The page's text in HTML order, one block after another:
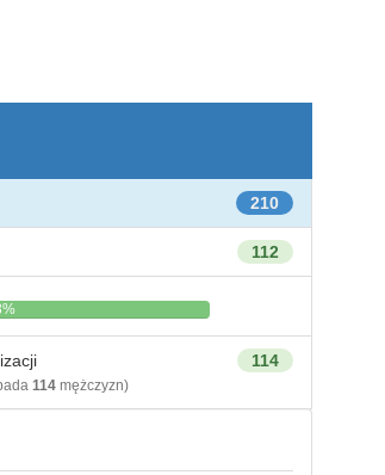
210
112
114
114mężczyzn)